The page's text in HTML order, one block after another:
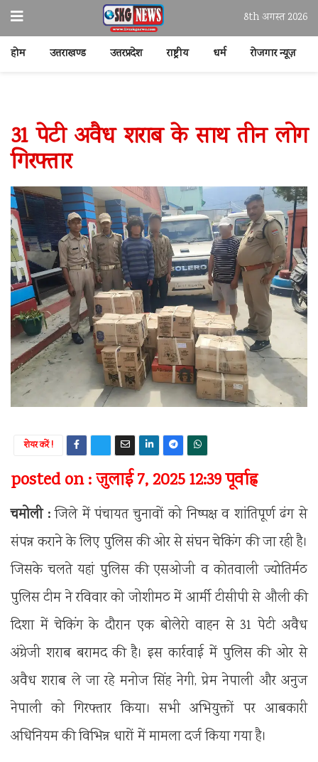
8th अगस्त 2026
होम उत्तराखण्ड उत्तरप्रदेश राष्ट्रीय धर्म रोजगार न्यूज़
31 पेटी अवैध शराब के साथ तीन लोग
गिरफ्तार
शेयर करें !
posted on : जुलाई 7, 2025 12:39 पूर्वाह्न
चमोली :जिले में पंचायत चुनावों को निष्पक्ष व शांतिपूर्ण ढंग से
संपन्न कराने के लिए पुलिस की ओर से संघन चेकिंग की जा रही है।
जिसके चलते यहां पुलिस की एसओजी व कोतवाली ज्योतिर्मठ
पुलिस टीम ने रविवार को जोशीमठ में आर्मी टीसीपी से औली की
दिशा में चेकिंग के दौरान एक बोलेरो वाहन से 31 पेटी अवैध
अंग्रेजी शराब बरामद की है। इस कार्रवाई में पुलिस की ओर से
अवैध शराब ले जा रहे मनोज सिंह नेगी, प्रेम नेपाली और अनुज
नेपाली को गिरफ्तार किया। सभी अभियुक्तों पर आबकारी
अधिनियम की विभिन्न धारों में मामला दर्ज किया गया है।